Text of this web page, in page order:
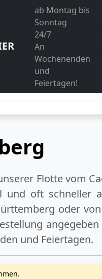
ab Montag bis
Sonntag
24/7
An
Wochenenden
und
Feiertagen!
Flotte vom
und oft schneller
oder
angegeben
und Feiertagen.